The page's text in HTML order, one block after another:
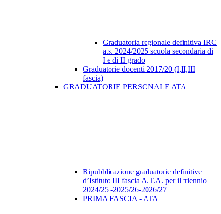
Graduatoria regionale definitiva IRC
a.s. 2024/2025 scuola secondaria di
I e di II grado
Graduatorie docenti 2017/20 (I,II,III
fascia)
GRADUATORIE PERSONALE ATA
Ripubblicazione graduatorie definitive
d’Istituto III fascia A.T.A. per il triennio
2024/25 -2025/26-2026/27
PRIMA FASCIA - ATA